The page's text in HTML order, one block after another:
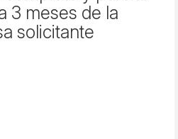
3 meses de la
solicitante